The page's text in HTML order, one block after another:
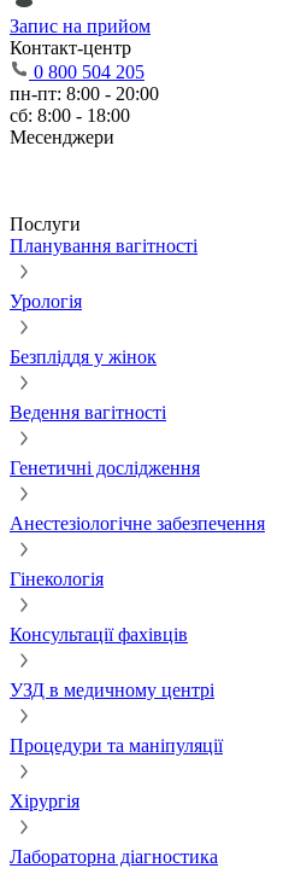
Запис на прийом
Контакт-центр
0 800 504 205
пн-пт: 8:00 - 20:00
сб: 8:00 - 18:00
Месенджери
Послуги
Планування вагітності
Урологія
Безпліддя у жінок
Ведення вагітності
Генетичні дослідження
Анестезіологічне забезпечення
Гінекологія
Консультації фахівців
УЗД в медичному центрі
Процедури та маніпуляції
Хірургія
Лабораторна діагностика